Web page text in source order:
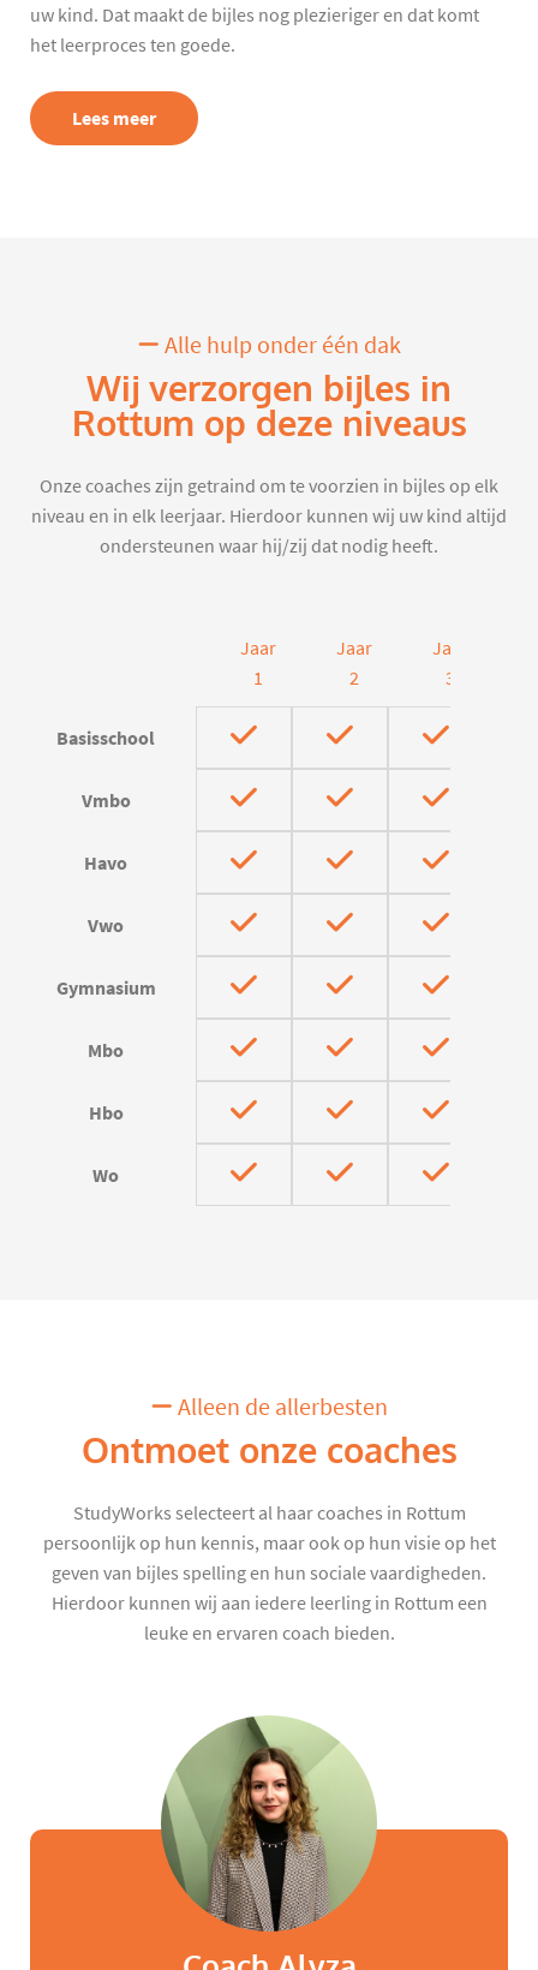
uw kind. Dat maakt de bijles nog plezieriger en dat komt
het leerproces ten goede.
Lees meer
Alle hulp onder één dak
Wij verzorgen bijles in
Rottum op deze niveaus
Onze coaches zijn getraind om te voorzien in bijles op elk
niveau en in elk leerjaar. Hierdoor kunnen wij uw kind altijd
ondersteunen waar hij/zij dat nodig heeft.
Jaar
1
Jaar
2
Jaar
3
Basisschool
Vmbo
Havo
Vwo
Gymnasium
Mbo
Hbo
Wo
Alleen de allerbesten
Ontmoet onze coaches
StudyWorks selecteert al haar coaches in Rottum
persoonlijk op hun kennis, maar ook op hun visie op het
geven van bijles spelling en hun sociale vaardigheden.
Hierdoor kunnen wij aan iedere leerling in Rottum een
leuke en ervaren coach bieden.